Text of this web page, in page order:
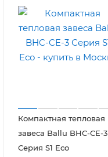
Компактная тепловая
завеса Ballu BHC-CE-3
Серия S1 Eco